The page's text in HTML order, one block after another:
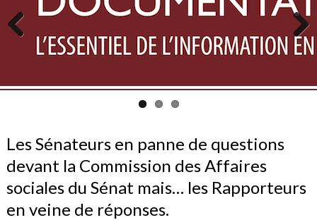
Previous Next
Les Sénateurs en panne de questions
devant la Commission des Affaires
sociales du Sénat mais… les Rapporteurs
en veine de réponses.